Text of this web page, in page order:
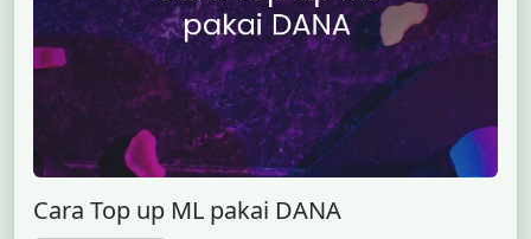
Cara Top up ML pakai DANA